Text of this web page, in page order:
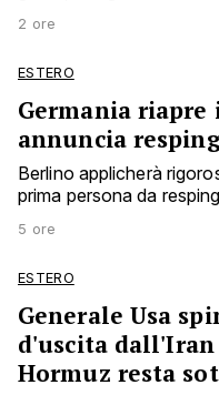
2 ore
ESTERO
Germania
annuncia
Berlino applicherà
prima persona da
5 ore
ESTERO
Generale Usa
d'uscita
Hormuz resta